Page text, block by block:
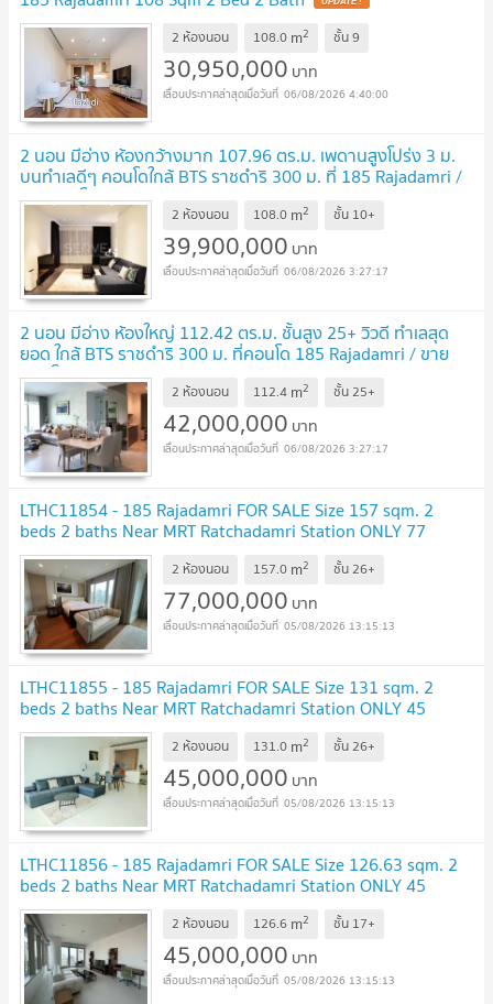
2 ห้องนอน 108.0 m2 ชั้น9
30,950,000 บาท
06/08/2026 4:40:00
2 นอน มีอ่าง ห้องกว้างมาก 107.96 ตร.ม. เพดานสูงโปร่ง 3 ม.
บนทำเลดีๆ คอนโดใกล้ BTS ราชดำริ 300 ม. ที่ 185 Rajadamri /
ขายคอนโด UPDATE !
2 ห้องนอน 108.0 m2 ชั้น 10+
39,900,000 บาท
06/08/2026 3:27:17
2 นอน มีอ่าง ห้องใหญ่ 112.42 ตร.ม. ชั้นสูง 25+ วิวดี ทำเลสุด
ยอด ใกล้ BTS ราชดำริ 300 ม. ที่คอนโด 185 Rajadamri / ขาย
คอนโด UPDATE !
2 ห้องนอน 112.4 m2 ชั้น25+
42,000,000 บาท
06/08/2026 3:27:17
LTHC11854 - 185 Rajadamri FOR SALE Size 157 sqm. 2
beds 2 baths Near MRT Ratchadamri Station ONLY 77
MB UPDATE !
2 ห้องนอน 157.0 m2 ชั้น26+
77,000,000 บาท
05/08/2026 13:15:13
LTHC11855 - 185 Rajadamri FOR SALE Size 131 sqm. 2
beds 2 baths Near MRT Ratchadamri Station ONLY 45
MB UPDATE !
2 ห้องนอน 131.0 m2 ชั้น26+
45,000,000 บาท
05/08/2026 13:15:13
LTHC11856 - 185 Rajadamri FOR SALE Size 126.63 sqm. 2
beds 2 baths Near MRT Ratchadamri Station ONLY 45
MB UPDATE !
2 ห้องนอน 126.6 m2 ชั้น 17+
45,000,000 บาท
05/08/2026 13:15:13